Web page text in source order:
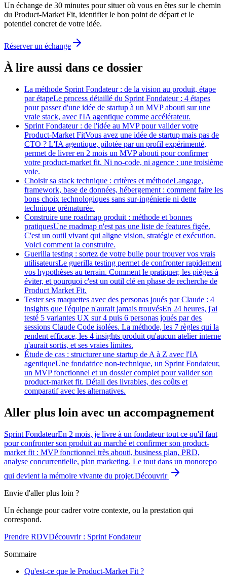
Un échange de 30 minutes pour situer où vous en êtes sur le chemin
du Product-Market Fit, identifier le bon point de départ et le
potentiel concret de votre idée.
Réserver un échange
À lire aussi dans ce dossier
La méthode Sprint Fondateur : de la vision au produit, étape
par étapeLe process détaillé du Sprint Fondateur : 4 étapes
pour passer d'une idée de startup à un MVP abouti sur une
vraie stack, avec l'IA agentique comme accélérateur.
Sprint Fondateur : de l'idée au MVP pour valider votre
Product-Market FitVous avez une idée de startup mais pas de
CTO ? L'IA agentique, pilotée par un profil expérimenté,
permet de livrer en 2 mois un MVP abouti pour confirmer
votre product-market fit. Ni no-code, ni agence : une troisième
voie.
Choisir sa stack technique : critères et méthodeLangage,
framework, base de données, hébergement : comment faire les
bons choix technologiques sans sur-ingénierie ni dette
technique prématurée.
Construire une roadmap produit : méthode et bonnes
pratiquesUne roadmap n'est pas une liste de features figée.
C'est un outil vivant qui aligne vision, stratégie et exécution.
Voici comment la construire.
Guerilla testing : sortez de votre bulle pour trouver vos vrais
utilisateursLe guerilla testing permet de confronter rapidement
vos hypothèses au terrain. Comment le pratiquer, les pièges à
éviter, et pourquoi c'est un outil clé en phase de recherche de
Product Market Fit.
Tester ses maquettes avec des personas joués par Claude : 4
insights que l'équipe n'aurait jamais trouvésEn 24 heures, j'ai
testé 5 variantes UX sur 4 puis 6 personas joués par des
sessions Claude Code isolées. La méthode, les 7 règles qui la
rendent efficace, les 4 insights produit qu'aucun atelier interne
n'aurait sortis, et ses vraies limites.
Étude de cas : structurer une startup de A à Z avec l'IA
agentiqueUne fondatrice non-technique, un Sprint Fondateur,
un MVP fonctionnel et un dossier complet pour valider son
product-market fit. Détail des livrables, des coûts et
comparatif avec les alternatives.
Aller plus loin avec un accompagnement
Sprint FondateurEn 2 mois, je livre à un fondateur tout ce qu'il faut
pour confronter son produit au marché et confirmer son product-
market fit : MVP fonctionnel très abouti, business plan, PRD,
analyse concurrentielle, plan marketing. Le tout dans un monorepo
qui devient la mémoire vivante du projet.Découvrir
Envie d'aller plus loin ?
Un échange pour cadrer votre contexte, ou la prestation qui
correspond.
Prendre RDVDécouvrir : Sprint Fondateur
Sommaire
Qu'est-ce que le Product-Market Fit ?